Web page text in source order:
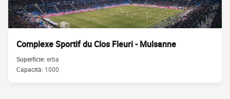
Complexe Sportif du Clos Fleuri - Mulsanne
Superficie:erba
Capacità: 1000